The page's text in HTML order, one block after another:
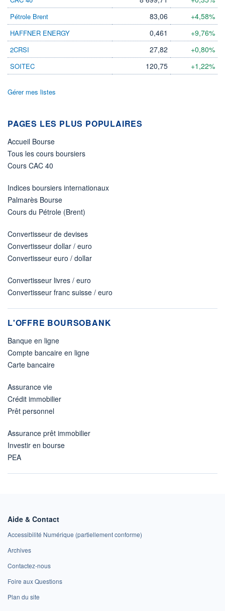
ÉLIGIBILITÉ
Non éligible
Boursobank
+ LISTE
Pétrole Brent 83,06 +4,58%
HAFFNER ENERGY 0,461 +9,76%
2CRSI 27,82 +0,80%
SOITEC 120,75 +1,22%
Gérer mes listes
PAGES LES PLUS POPULAIRES
Accueil Bourse
Tous les cours boursiers
Cours CAC 40
Indices boursiers internationaux
Palmarès Bourse
Cours du Pétrole (Brent)
Convertisseur de devises
Convertisseur dollar / euro
Convertisseur euro / dollar
Convertisseur livres / euro
Convertisseur franc suisse / euro
L'OFFRE BOURSOBANK
Banque en ligne
Compte bancaire en ligne
Carte bancaire
Assurance vie
Crédit immobilier
Prêt personnel
Assurance prêt immobilier
Investir en bourse
PEA
Aide & Contact
Accessibilité Numérique (partiellement conforme)
Archives
Contactez-nous
Foire aux Questions
Plan du site